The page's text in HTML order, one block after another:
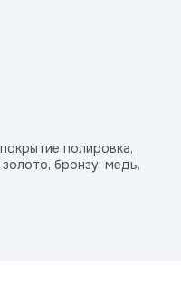
полировка,
бронзу, медь,